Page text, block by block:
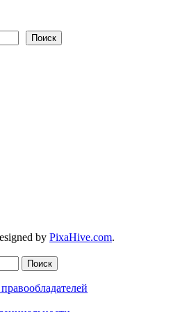
Поиск
by PixaHive.com.